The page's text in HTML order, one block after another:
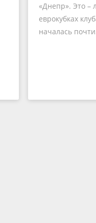
«Днепр». Это –
еврокубках
началась